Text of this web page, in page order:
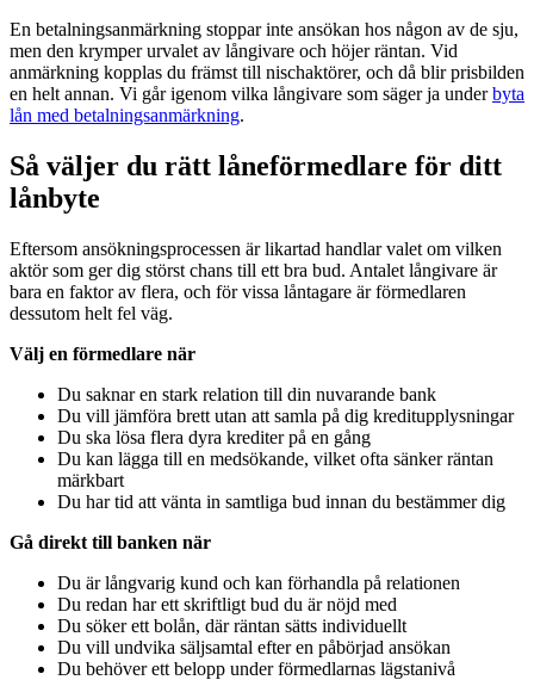
En betalningsanmärkning stoppar inte ansökan hos någon av de sju,
men den krymper urvalet av långivare och höjer räntan. Vid
anmärkning kopplas du främst till nischaktörer, och då blir prisbilden
en helt annan. Vi går igenom vilka långivare som säger ja underbyta
lån med betalningsanmärkning.
Så väljer du rätt låneförmedlare för ditt
lånbyte
Eftersom ansökningsprocessen är likartad handlar valet om vilken
aktör som ger dig störst chans till ett bra bud. Antalet långivare är
bara en faktor av flera, och för vissa låntagare är förmedlaren
dessutom helt fel väg.
Välj en förmedlare när
Du saknar en stark relation till din nuvarande bank
Du vill jämföra brett utan att samla på dig kreditupplysningar
Du ska lösa flera dyra krediter på en gång
Du kan lägga till en medsökande, vilket ofta sänker räntan
märkbart
Du har tid att vänta in samtliga bud innan du bestämmer dig
Gå direkt till banken när
Du är långvarig kund och kan förhandla på relationen
Du redan har ett skriftligt bud du är nöjd med
Du söker ett bolån, där räntan sätts individuellt
Du vill undvika säljsamtal efter en påbörjad ansökan
Du behöver ett belopp under förmedlarnas lägstanivå